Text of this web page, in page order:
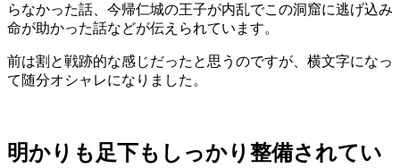
らなかった話、今帰仁城の王子が内乱でこの洞窟に逃げ込み
命が助かった話などが伝えられています。
前は割と戦跡的な感じだったと思うのですが、横文字になっ
て随分オシャレになりました。
明かりも足下もしっかり整備されてい